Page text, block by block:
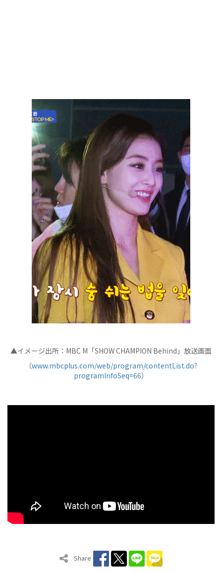
▲イメージ出所：MBC M「SHOW CHAMPION Behind」放送画面
（www.mbcplus.com/web/program/contentList.do?
programInfoSeq=66）
Share